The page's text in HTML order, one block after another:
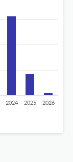
2024 2025 2026